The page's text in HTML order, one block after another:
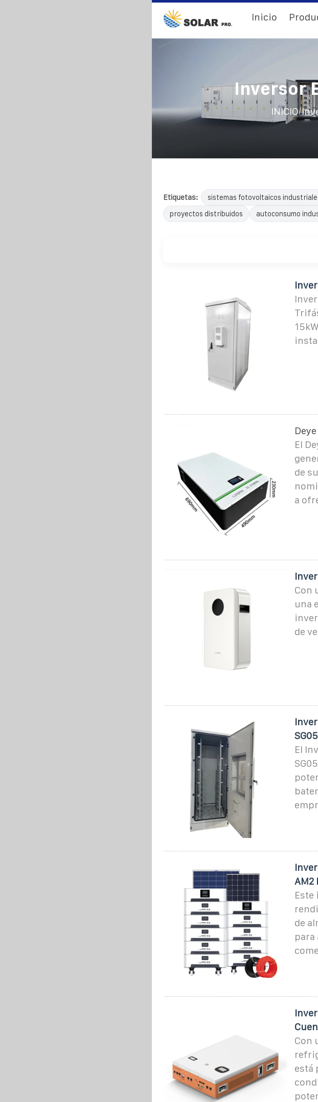
Inicio
Inversor
INICIO/
Etiquetas: sistemas fotovoltaicos
proyectos distribuidos
autoconsumo
El
de
a
Con
una
de
El
AM2
Este
de
para
Con
está